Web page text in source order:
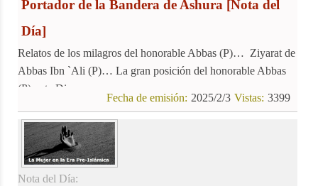
Portador de la Bandera de Ashura [Nota del
Día]
Relatos de los milagros del honorable Abbas (P)… Ziyarat de
Abbas Ibn `Ali (P)… La gran posición del honorable Abbas
(P) ante Dios
3399
Vistas:
2025/2/3
Fecha de emisión:
Nota del Día: